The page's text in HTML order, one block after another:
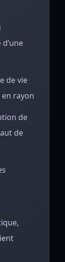
de vie
en rayon
de
de